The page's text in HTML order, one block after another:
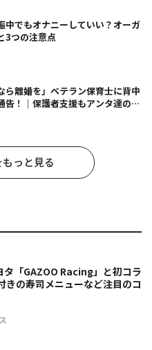
中でもオナニーしていい？オーガ
3つの注意点
ら離婚を」ベテラン保育士に背中
告！｜保護者支援もアンタ達の仕
っと見る
タ「GAZOO Racing」と初コラ
きの寿司メニューなど注目のコ